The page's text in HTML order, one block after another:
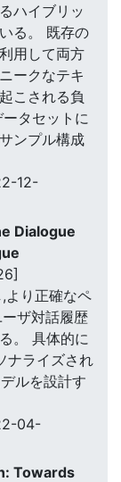
ハイブリッ
る。 既存の
用して両方
ークなテキ
こされる負
タセットに
ンプル構成
12-
Dialogue
より正確なペ
ザ対話履歴
。 具体的に
ナライズされ
ルを設計す
04-
Towards